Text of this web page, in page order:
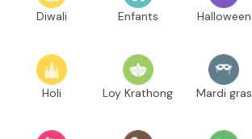
Diwali Enfants Halloween
Holi Loy Krathong Mardi gras